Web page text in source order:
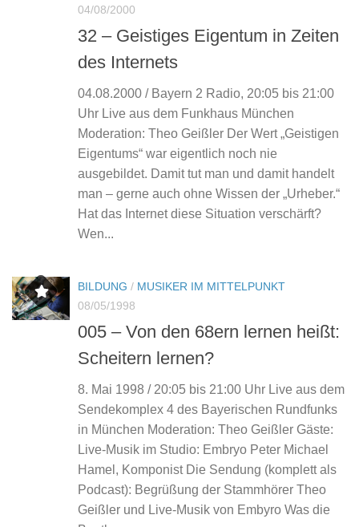
04/08/2000
32 – Geistiges Eigentum in Zeiten
des Internets
04.08.2000 / Bayern 2 Radio, 20:05 bis 21:00
Uhr Live aus dem Funkhaus München
Moderation: Theo Geißler Der Wert „Geistigen
Eigentums“ war eigentlich noch nie
ausgebildet. Damit tut man und damit handelt
man – gerne auch ohne Wissen der „Urheber.“
Hat das Internet diese Situation verschärft?
Wen...
BILDUNG / MUSIKER IM MITTELPUNKT
08/05/1998
005 – Von den 68ern lernen heißt:
Scheitern lernen?
8. Mai 1998 / 20:05 bis 21:00 Uhr Live aus dem
Sendekomplex 4 des Bayerischen Rundfunks
in München Moderation: Theo Geißler Gäste:
Live-Musik im Studio: Embryo Peter Michael
Hamel, Komponist Die Sendung (komplett als
Podcast): Begrüßung der Stammhörer Theo
Geißler und Live-Musik von Embyro Was die